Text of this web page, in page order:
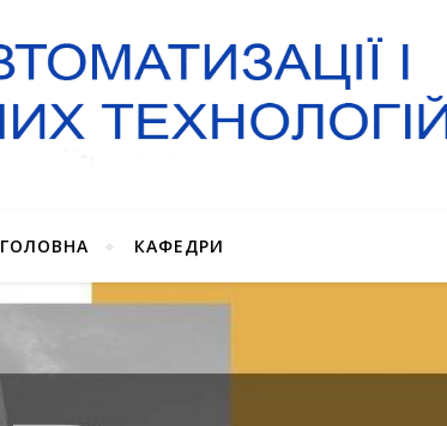
ГОЛОВНА КАФЕДРИ